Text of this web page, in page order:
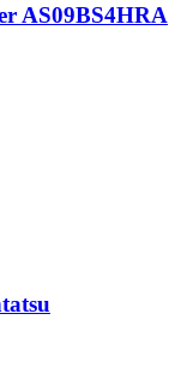
AS09BS4HRA